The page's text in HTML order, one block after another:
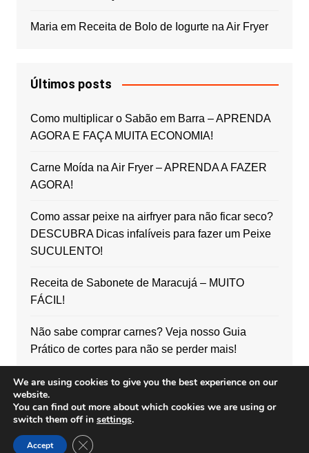
Maria em Receita de Bolo de Iogurte na Air Fryer
Últimos posts
Como multiplicar o Sabão em Barra – APRENDA
AGORA E FAÇA MUITA ECONOMIA!
Carne Moída na Air Fryer – APRENDA A FAZER
AGORA!
Como assar peixe na airfryer para não ficar seco?
DESCUBRA Dicas infalíveis para fazer um Peixe
SUCULENTO!
Receita de Sabonete de Maracujá – MUITO
FÁCIL!
Não sabe comprar carnes? Veja nosso Guia
Prático de cortes para não se perder mais!
Copyright © 2026 Mundo de Receitas. All rights reserved.
We are using cookies to give you the best experience on our
website.
You can find out more about which cookies we are using or
switch them off in settings.
Accept Close GDPR Cookie Banner